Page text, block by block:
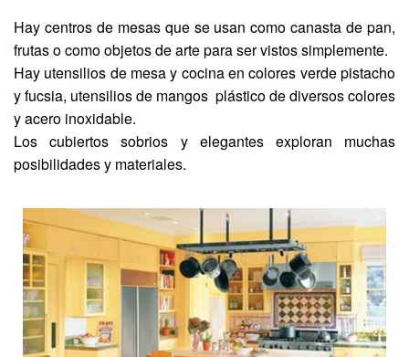
Hay centros de mesas que se usan como canasta de pan,
frutas o como objetos de arte para ser vistos simplemente.
Hay utensilios de mesa y cocina en colores verde pistacho
y fucsia, utensilios de mangos plástico de diversos colores
y acero inoxidable.
Los cubiertos sobrios y elegantes exploran muchas
posibilidades y materiales.